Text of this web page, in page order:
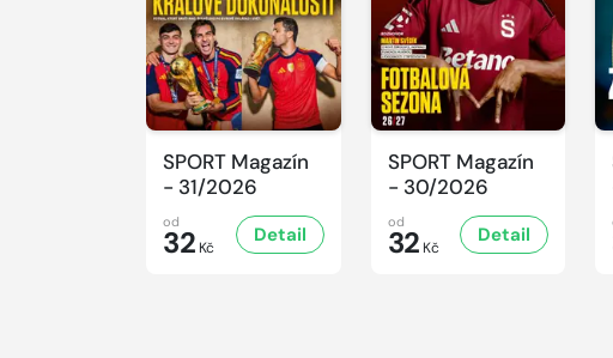
SPORT Magazín
- 31/2026
od
32 Kč
Detail
SPORT Magazín
- 30/2026
od
32 Kč
Detail